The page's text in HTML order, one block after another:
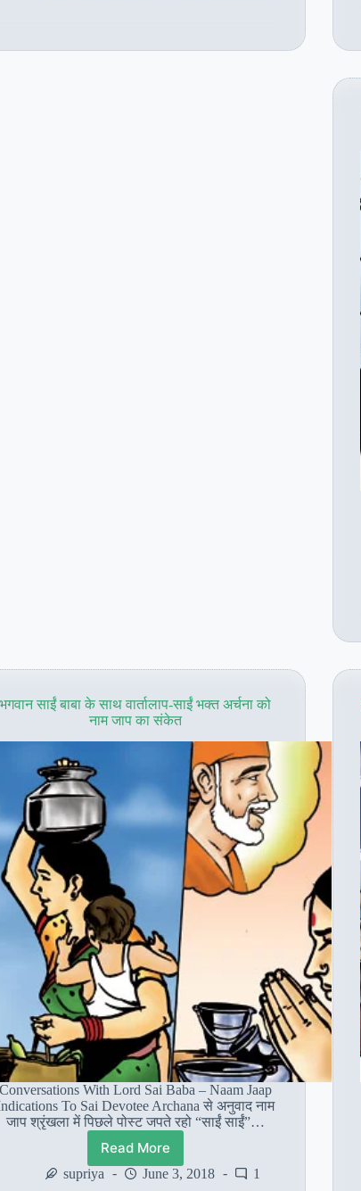
भगवान साईं बाबा के साथ वार्तालाप-साईं भक्त अर्चना को
नाम जाप का संकेत
Conversations With Lord Sai Baba – Naam Jaap
To Sai Devotee Archana से अनुवाद नाम
जाप श्रृंखला में पिछले पोस्ट जपते रहो “साईं साईं”…
Read More
भगवान
साईं
supriya June 3, 2018 1